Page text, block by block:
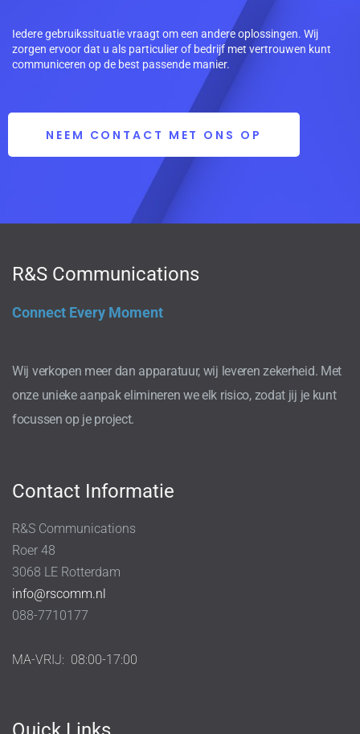
Iedere gebruikssituatie vraagt om een andere oplossingen. Wij
zorgen ervoor dat u als particulier of bedrijf met vertrouwen kunt
communiceren op de best passende manier.
NEEM CONTACT MET ONS OP
R&S Communications
Connect Every Moment
Wij verkopen meer dan apparatuur, wij leveren zekerheid. Met
onze unieke aanpak elimineren we elk risico, zodat jij je kunt
focussen op je project.
Contact Informatie
R&S Communications
Roer 48
3068 LE Rotterdam
info@rscomm.nl
088-7710177
MA-VRIJ: 08:00-17:00